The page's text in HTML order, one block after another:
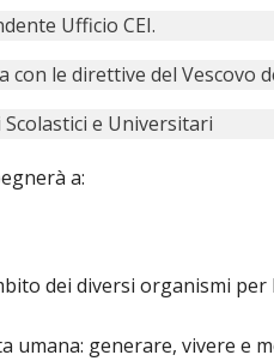
Ufficio CEI.
le direttive del Vescovo
e Universitari
a:
dei diversi organismi per
umana: generare, vivere e